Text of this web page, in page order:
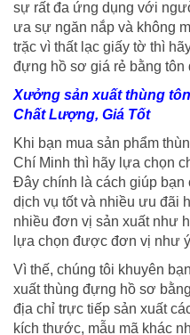
sự rất đa ứng dụng với
ưa sự ngăn nắp và không
trặc vì thất lạc giấy tờ thì
đựng hồ sơ giá rẻ bằng tôn
Xưởng sản xuất thùng
Chất Lượng, Giá Tốt
Khi bạn mua sản phẩm
Chí Minh thì hãy lựa chọn
Đây chính là cách giúp
dịch vụ tốt và nhiều ưu đãi
nhiều đơn vị sản xuất như
lựa chọn được đơn vị như
Vì thế, chúng tôi khuyên
xuất thùng đựng hồ sơ
địa chỉ trực tiếp sản xuất
kích thước, mẫu mã khác